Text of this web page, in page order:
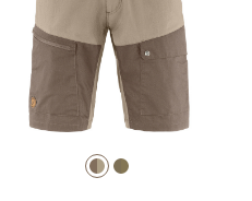
컬
컬